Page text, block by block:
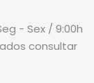
- Sex / 9:00h
consultar